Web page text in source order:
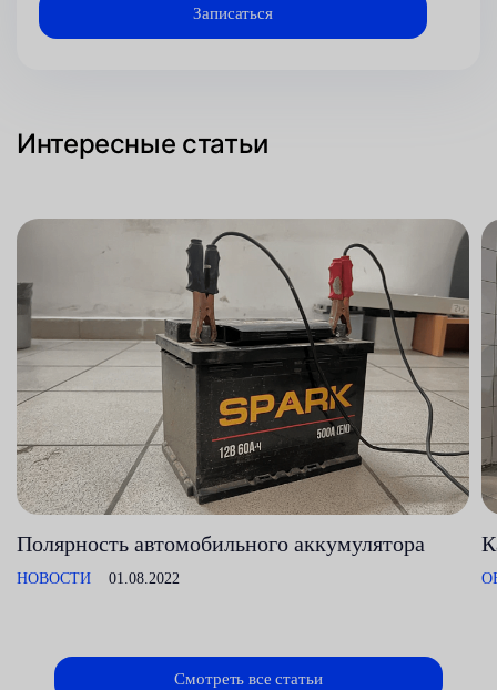
Интересные статьи
Полярность автомобильного аккумулятора
НОВОСТИ 01.08.2022
Смотреть все статьи